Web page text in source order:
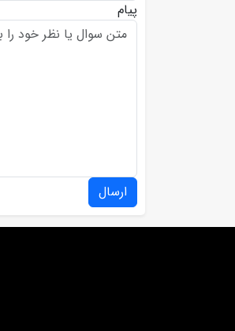
پیام
ارسال